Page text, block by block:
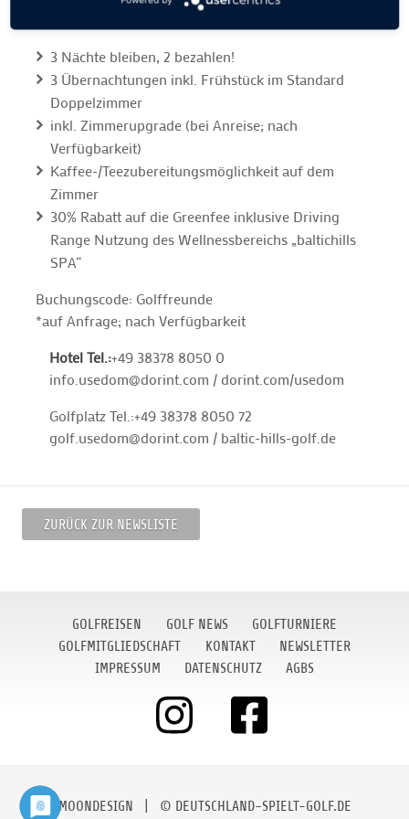
3 Nächte bleiben, 2 bezahlen!
3 Übernachtungen inkl. Frühstück im Standard
Doppelzimmer
inkl. Zimmerupgrade (bei Anreise; nach
Verfügbarkeit)
Kaffee-/Teezubereitungsmöglichkeit auf dem
Zimmer
30% Rabatt auf die Greenfee inklusive Driving
Range Nutzung des Wellnessbereichs „baltichills
SPA“
Buchungscode: Golffreunde
*auf Anfrage; nach Verfügbarkeit
Hotel Tel.:+49 38378 8050 0
info.usedom@dorint.com / dorint.com/usedom
Golfplatz Tel.:+49 38378 8050 72
golf.usedom@dorint.com / baltic-hills-golf.de
ZURÜCK ZUR NEWSLISTE
GOLFREISEN GOLF NEWS
GOLFTURNIERE
GOLFMITGLIEDSCHAFT
KONTAKT
NEWSLETTER
IMPRESSUM
DATENSCHUTZ AGBS
MOONDESIGN | © DEUTSCHLAND-SPIELT-GOLF.DE